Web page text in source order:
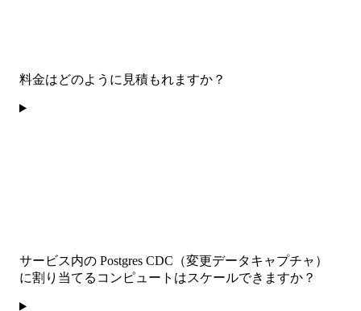
料金はどのように見積もれますか？
サービス内の Postgres CDC（変更データキャプチャ）
に割り当てるコンピュートはスケールできますか？